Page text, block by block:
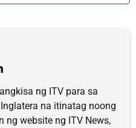
ng ITV para sa
na itinatag noong
ng website ng ITV News,